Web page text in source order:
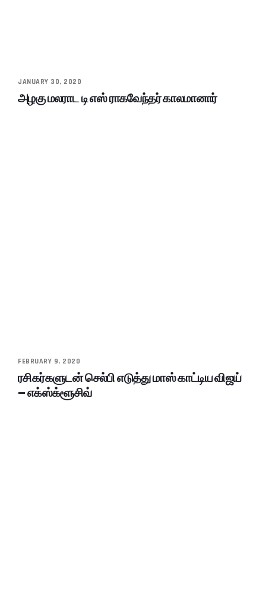
JANUARY 30, 2020
அழகு மலராட டி எஸ் ராகவேந்தர் காலமானார்
FEBRUARY 9, 2020
ரசிகர்களுடன் செல்பி எடுத்து மாஸ் காட்டிய விஜய்
– எக்ஸ்க்ளூசிவ்